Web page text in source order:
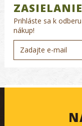
Prihláste sa k
nákup!